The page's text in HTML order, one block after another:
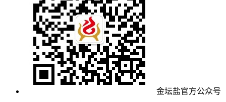
金坛盐官方公众号